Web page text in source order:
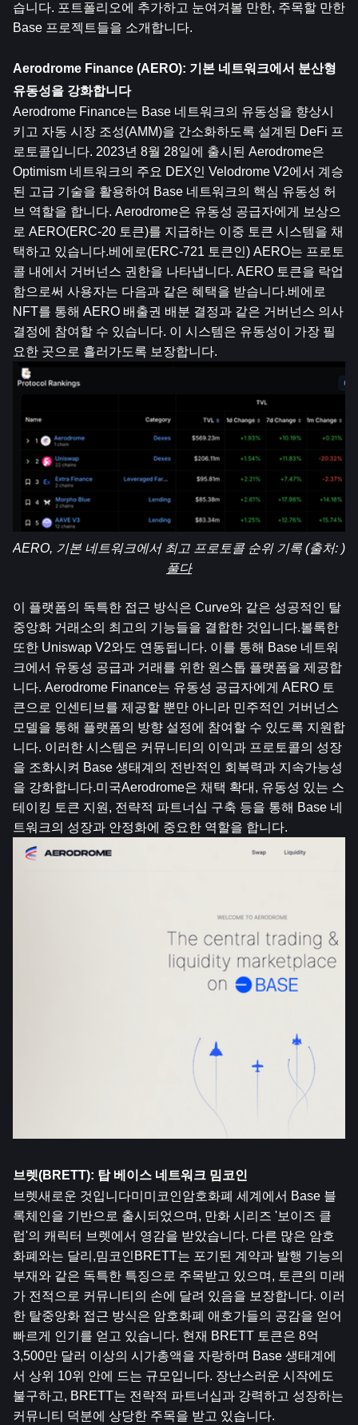
습니다. 포트폴리오에 추가하고 눈여겨볼 만한, 주목할 만한
Base 프로젝트들을 소개합니다.
Aerodrome Finance (AERO): 기본 네트워크에서 분산형
유동성을 강화합니다
Aerodrome Finance는 Base 네트워크의 유동성을 향상시
키고 자동 시장 조성(AMM)을 간소화하도록 설계된 DeFi 프
로토콜입니다. 2023년 8월 28일에 출시된 Aerodrome은
Optimism 네트워크의 주요 DEX인 Velodrome V2에서 계승
된 고급 기술을 활용하여 Base 네트워크의 핵심 유동성 허
브 역할을 합니다. Aerodrome은 유동성 공급자에게 보상으
로 AERO(ERC-20 토큰)를 지급하는 이중 토큰 시스템을 채
택하고 있습니다.베에로(ERC-721 토큰인) AERO는 프로토
콜 내에서 거버넌스 권한을 나타냅니다. AERO 토큰을 락업
함으로써 사용자는 다음과 같은 혜택을 받습니다.베에로
NFT를 통해 AERO 배출권 배분 결정과 같은 거버넌스 의사
결정에 참여할 수 있습니다. 이 시스템은 유동성이 가장 필
요한 곳으로 흘러가도록 보장합니다.
AERO, 기본 네트워크에서 최고 프로토콜 순위 기록 (출처: )
풀다
이 플랫폼의 독특한 접근 방식은 Curve와 같은 성공적인 탈
중앙화 거래소의 최고의 기능들을 결합한 것입니다.볼록한
또한 Uniswap V2와도 연동됩니다. 이를 통해 Base 네트워
크에서 유동성 공급과 거래를 위한 원스톱 플랫폼을 제공합
니다. Aerodrome Finance는 유동성 공급자에게 AERO 토
큰으로 인센티브를 제공할 뿐만 아니라 민주적인 거버넌스
모델을 통해 플랫폼의 방향 설정에 참여할 수 있도록 지원합
니다. 이러한 시스템은 커뮤니티의 이익과 프로토콜의 성장
을 조화시켜 Base 생태계의 전반적인 회복력과 지속가능성
을 강화합니다.미국Aerodrome은 채택 확대, 유동성 있는 스
테이킹 토큰 지원, 전략적 파트너십 구축 등을 통해 Base 네
트워크의 성장과 안정화에 중요한 역할을 합니다.
브렛(BRETT): 탑 베이스 네트워크 밈코인
브렛새로운 것입니다미미코인암호화폐 세계에서 Base 블
록체인을 기반으로 출시되었으며, 만화 시리즈 '보이즈 클
럽'의 캐릭터 브렛에서 영감을 받았습니다. 다른 많은 암호
화폐와는 달리,밈코인BRETT는 포기된 계약과 발행 기능의
부재와 같은 독특한 특징으로 주목받고 있으며, 토큰의 미래
가 전적으로 커뮤니티의 손에 달려 있음을 보장합니다. 이러
한 탈중앙화 접근 방식은 암호화폐 애호가들의 공감을 얻어
빠르게 인기를 얻고 있습니다. 현재 BRETT 토큰은 8억
3,500만 달러 이상의 시가총액을 자랑하며 Base 생태계에
서 상위 10위 안에 드는 규모입니다. 장난스러운 시작에도
불구하고, BRETT는 전략적 파트너십과 강력하고 성장하는
커뮤니티 덕분에 상당한 주목을 받고 있습니다.